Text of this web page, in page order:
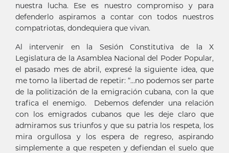
nuestra lucha. Ese es nuestro compromiso y para
defenderlo aspiramos a contar con todos nuestros
compatriotas, dondequiera que vivan.
Al intervenir en la Sesión Constitutiva de la X
Legislatura de la Asamblea Nacional del Poder Popular,
el pasado mes de abril, expresé la siguiente idea, que
me tomo la libertad de repetir: “…no podemos ser parte
de la politización de la emigración cubana, con la que
trafica el enemigo. Debemos defender una relación
con los emigrados cubanos que les deje claro que
admiramos sus triunfos y que su patria los respeta, los
mira orgullosa y los espera de regreso, aspirando
simplemente a que respeten y defiendan el suelo que